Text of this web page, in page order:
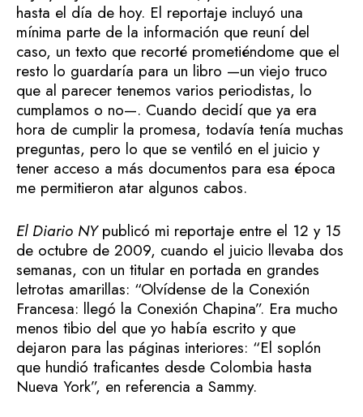
hasta el día de hoy. El reportaje incluyó una
mínima parte de la información que reuní del
caso, un texto que recorté prometiéndome que el
resto lo guardaría para un libro —un viejo truco
que al parecer tenemos varios periodistas, lo
cumplamos o no—. Cuando decidí que ya era
hora de cumplir la promesa, todavía tenía muchas
preguntas, pero lo que se ventiló en el juicio y
tener acceso a más documentos para esa época
me permitieron atar algunos cabos.
El Diario NYpublicó mi reportaje entre el 12 y 15
de octubre de 2009, cuando el juicio llevaba dos
semanas, con un titular en portada en grandes
letrotas amarillas: “Olvídense de la Conexión
Francesa: llegó la Conexión Chapina”. Era mucho
menos tibio del que yo había escrito y que
dejaron para las páginas interiores: “El soplón
que hundió traficantes desde Colombia hasta
Nueva York”, en referencia a Sammy.